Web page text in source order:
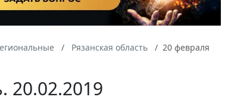
Рязанская область
20 февраля
20.02.2019